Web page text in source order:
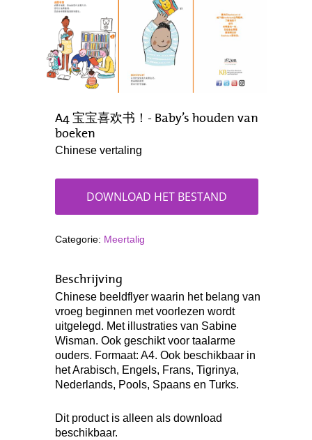
A4 宝宝喜欢书！- Baby’s houden van
boeken
Chinese vertaling
DOWNLOAD HET BESTAND
Categorie: Meertalig
Beschrijving
Chinese beeldflyer waarin het belang van
vroeg beginnen met voorlezen wordt
uitgelegd. Met illustraties van Sabine
Wisman. Ook geschikt voor taalarme
ouders. Formaat: A4. Ook beschikbaar in
het Arabisch, Engels, Frans, Tigrinya,
Nederlands, Pools, Spaans en Turks.
Dit product is alleen als download
beschikbaar.